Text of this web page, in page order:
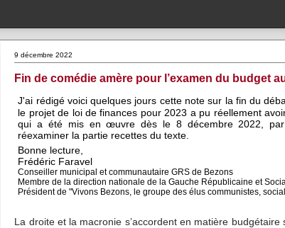
9 décembre 2022
Fin de comédie amère pour l’examen du budget
J'ai rédigé voici quelques jours cette note sur la fin du
le projet de loi de finances pour 2023 a pu réellement
qui a été mis en œuvre dès le 8 décembre 2022,
réexaminer la partie recettes du texte.
Bonne lecture,
Frédéric Faravel
Conseiller municipal et communautaire GRS de Bezons
Membre de la direction nationale de la Gauche Républicaine et
Président de "Vivons Bezons, le groupe des élus communistes,
La droite et la macronie s’accordent en matière